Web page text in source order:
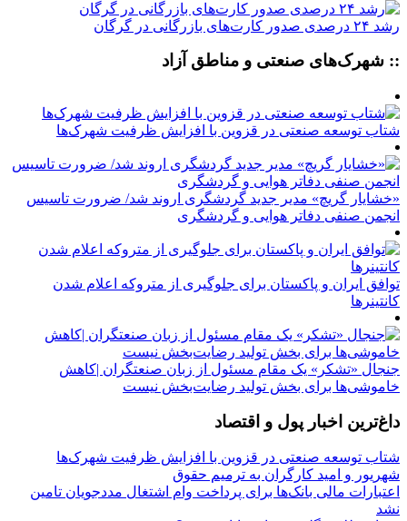
رشد ۲۴ درصدی صدور کارت‌های بازرگانی در گرگان
:: شهرک‌های صنعتی و مناطق آزاد
شتاب توسعه صنعتی در قزوین با افزایش ظرفیت شهرک‌ها
«خشایار گریچ» مدیر جدید گردشگری اروند شد/ ضرورت تاسیس
انجمن صنفی دفاتر هوایی و گردشگری
توافق ایران و پاکستان برای جلوگیری از متروکه اعلام شدن
کانتینرها
جنجال «تشکر» یک مقام مسئول از زبان صنعتگران |کاهش
خاموشی‌ها برای بخش تولید رضایت‌بخش نیست
داغ‌ترین اخبار پول و اقتصاد
شتاب توسعه صنعتی در قزوین با افزایش ظرفیت شهرک‌ها
شهریور و امید کارگران به ترمیم حقوق
اعتبارات مالی بانک‌ها برای پرداخت وام اشتغال مددجویان تامین
نشد